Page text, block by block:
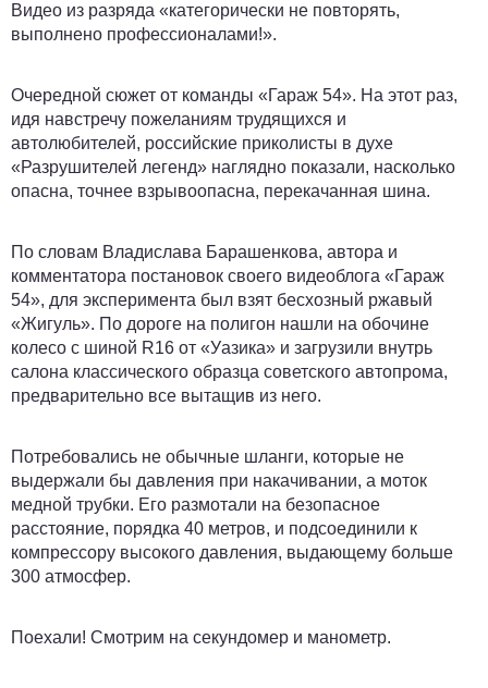
Видео из разряда «категорически не повторять,
выполнено профессионалами!».
Очередной сюжет от команды «Гараж 54». На этот раз,
идя навстречу пожеланиям трудящихся и
автолюбителей, российские приколисты в духе
«Разрушителей легенд» наглядно показали, насколько
опасна, точнее взрывоопасна, перекачанная шина.
По словам Владислава Барашенкова, автора и
комментатора постановок своего видеоблога «Гараж
54», для эксперимента был взят бесхозный ржавый
«Жигуль». По дороге на полигон нашли на обочине
колесо с шиной R16 от «Уазика» и загрузили внутрь
салона классического образца советского автопрома,
предварительно все вытащив из него.
Потребовались не обычные шланги, которые не
выдержали бы давления при накачивании, а моток
медной трубки. Его размотали на безопасное
расстояние, порядка 40 метров, и подсоединили к
компрессору высокого давления, выдающему больше
300 атмосфер.
Поехали! Смотрим на секундомер и манометр.